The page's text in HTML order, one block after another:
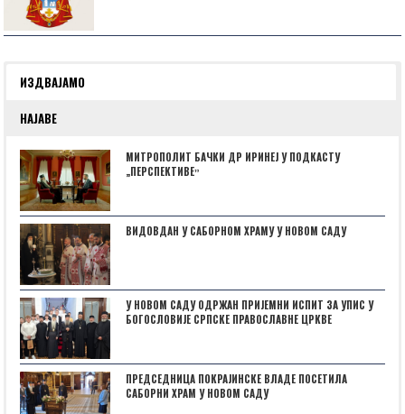
ИЗДВАЈАМО
НАЈАВЕ
МИТРОПОЛИТ БАЧКИ ДР ИРИНЕЈ У ПОДКАСТУ
„ПЕРСПЕКТИВЕˮ
ВИДОВДАН У САБОРНОМ ХРАМУ У НОВОМ САДУ
У НОВОМ САДУ ОДРЖАН ПРИЈЕМНИ ИСПИТ ЗА УПИС У
БОГОСЛОВИЈЕ СРПСКЕ ПРАВОСЛАВНЕ ЦРКВЕ
ПРЕДСЕДНИЦА ПОКРАЈИНСКЕ ВЛАДЕ ПОСЕТИЛА
САБОРНИ ХРАМ У НОВОМ САДУ